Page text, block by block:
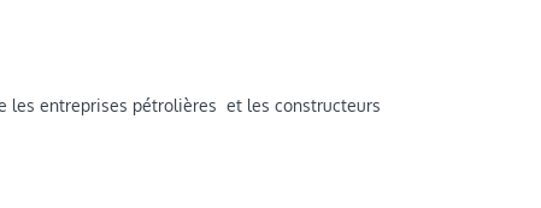
les entreprises pétrolières et les constructeurs